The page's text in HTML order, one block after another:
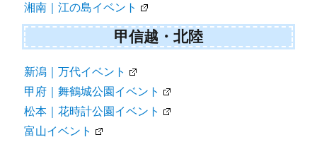
湘南｜江の島イベント
甲信越・北陸
新潟｜万代イベント
甲府｜舞鶴城公園イベント
松本｜花時計公園イベント
富山イベント